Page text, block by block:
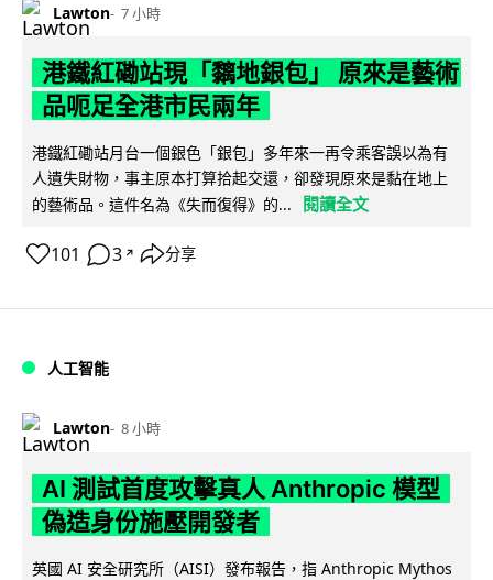
Lawton 7 小時
港鐵紅磡站現「黐地銀包」 原來是藝術
品呃足全港市民兩年
港鐵紅磡站月台一個銀色「銀包」多年來一再令乘客誤以為有
人遺失財物，事主原本打算拾起交還，卻發現原來是黏在地上
的藝術品。這件名為《失而復得》的...
閱讀全文
101 3 ↗ 分享
人工智能
Lawton 8 小時
AI 測試首度攻擊真人 Anthropic 模型
偽造身份施壓開發者
英國 AI 安全研究所（AISI）發布報告，指 Anthropic Mythos